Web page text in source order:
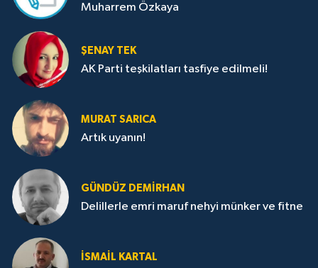
Muharrem Özkaya
ŞENAY TEK
AK Parti teşkilatları tasfiye edilmeli!
MURAT SARICA
Artık uyanın!
GÜNDÜZ DEMIRHAN
Delillerle emri maruf nehyi münker ve fitne
İSMAIL KARTAL